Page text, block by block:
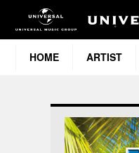
HOME ARTIST